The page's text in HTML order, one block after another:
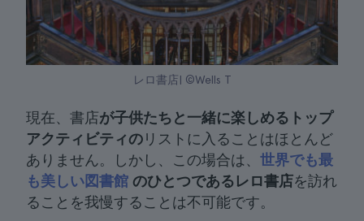
レロ書店| ©Wells T
現在、書店が子供たちと一緒に楽しめるトップ
アクティビティのリストに入ることはほとんど
ありません。しかし、この場合は、 世界でも最
も美しい図書館 のひとつであるレロ書店を訪れ
ることを我慢することは不可能です。